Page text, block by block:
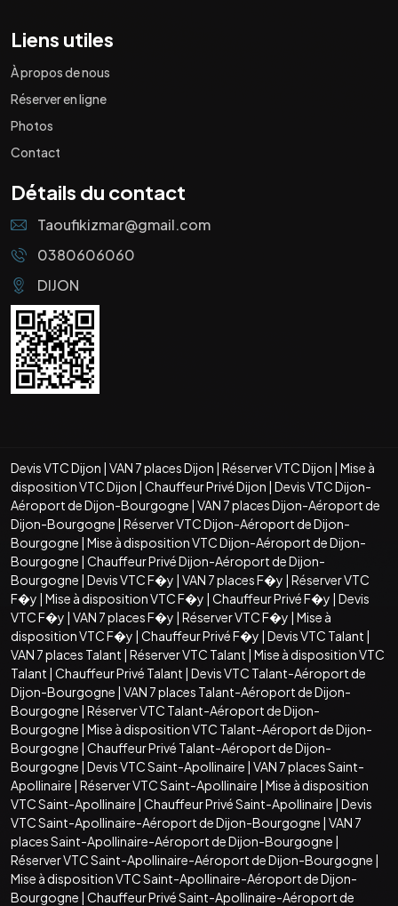
Liens utiles
À propos de nous
Réserver en ligne
Photos
Contact
Détails du contact
Taoufikizmar@gmail.com
0380606060
DIJON
Devis VTC Dijon | VAN 7 places Dijon | Réserver VTC Dijon | Mise à
disposition VTC Dijon | Chauffeur Privé Dijon | Devis VTC Dijon-
Aéroport de Dijon-Bourgogne | VAN 7 places Dijon-Aéroport de
Dijon-Bourgogne | Réserver VTC Dijon-Aéroport de Dijon-
Bourgogne | Mise à disposition VTC Dijon-Aéroport de Dijon-
Bourgogne | Chauffeur Privé Dijon-Aéroport de Dijon-
Bourgogne | Devis VTC F�y | VAN 7 places F�y | Réserver VTC
F�y | Mise à disposition VTC F�y | Chauffeur Privé F�y | Devis
VTC F�y | VAN 7 places F�y | Réserver VTC F�y | Mise à
disposition VTC F�y | Chauffeur Privé F�y | Devis VTC Talant |
VAN 7 places Talant | Réserver VTC Talant | Mise à disposition VTC
Talant | Chauffeur Privé Talant | Devis VTC Talant-Aéroport de
Dijon-Bourgogne | VAN 7 places Talant-Aéroport de Dijon-
Bourgogne | Réserver VTC Talant-Aéroport de Dijon-
Bourgogne | Mise à disposition VTC Talant-Aéroport de Dijon-
Bourgogne | Chauffeur Privé Talant-Aéroport de Dijon-
Bourgogne | Devis VTC Saint-Apollinaire | VAN 7 places Saint-
Apollinaire | Réserver VTC Saint-Apollinaire | Mise à disposition
VTC Saint-Apollinaire | Chauffeur Privé Saint-Apollinaire | Devis
VTC Saint-Apollinaire-Aéroport de Dijon-Bourgogne | VAN 7
places Saint-Apollinaire-Aéroport de Dijon-Bourgogne |
Réserver VTC Saint-Apollinaire-Aéroport de Dijon-Bourgogne |
Mise à disposition VTC Saint-Apollinaire-Aéroport de Dijon-
Bourgogne | Chauffeur Privé Saint-Apollinaire-Aéroport de